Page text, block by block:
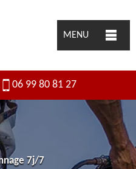
MENU
06 99 80 81 27
7j/7